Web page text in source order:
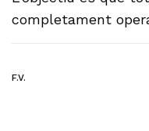
completament
F.V.